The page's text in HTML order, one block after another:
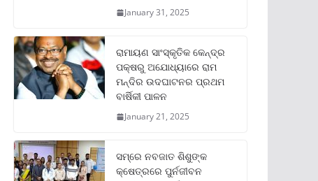
January 31, 2025
ରାମାୟଣ ସାଂସ୍କୃତିକ କେନ୍ଦ୍ର
ପକ୍ଷରୁ ଅଯୋଧ୍ୟାରେ ରାମ
ମନ୍ଦିର ଉଦଘାଟନର ପ୍ରଥମ
ବାର୍ଷିକୀ ପାଳନ
January 21, 2025
ସମ୍‌ରେ ନବଜାତ ଶିଶୁଙ୍କ
କ୍ଷେତ୍ରରେ ପୁର୍ନଜୀବନ